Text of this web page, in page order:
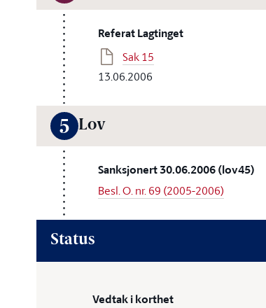
Referat Lagtinget
Sak 15
13.06.2006
5 Lov
Sanksjonert 30.06.2006 (lov45)
Besl. O. nr. 69 (2005-2006)
Status
Vedtak i korthet